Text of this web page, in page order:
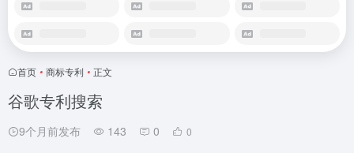
首页 • 商标专利 • 正文
谷歌专利搜索
9个月前发布 143 0 0